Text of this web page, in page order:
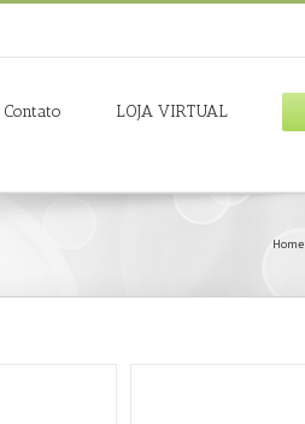
Contato LOJA VIRTUAL
Home